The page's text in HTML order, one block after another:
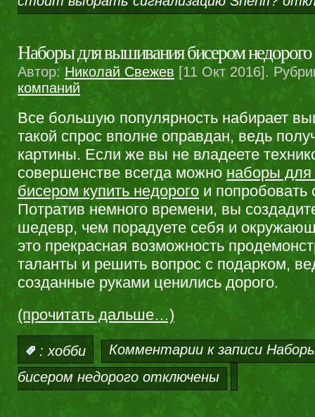
Наборы для вышивания бисером недорого
Автор:Николай Свежев [11 Окт 2016].
компаний
Все большую популярность набирает
такой спрос вполне оправдан, ведь
картины. Если же вы не владеете
совершенстве всегда можно наборы
бисером купить недорого и попробовать
Потратив немного времени, вы
шедевр, чем порадуете себя и
это прекрасная возможность
таланты и решить вопрос с подарком,
созданные руками ценились дорого.
(прочитать дальше…)
: хобби Комментарии к записи
бисером недорого отключены